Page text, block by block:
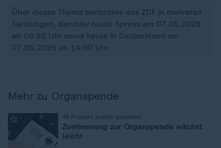
Über dieses Thema berichtete das ZDF in mehreren
Sendungen, darunter heute Xpress am 07.05.2026
ab 09:50 Uhr sowie heute in Deutschland am
07.05.2026 ab 14:00 Uhr.
Mehr zu Organspende
85 Prozent positiv gestimmt
Zustimmung zur Organspende wächst
leicht